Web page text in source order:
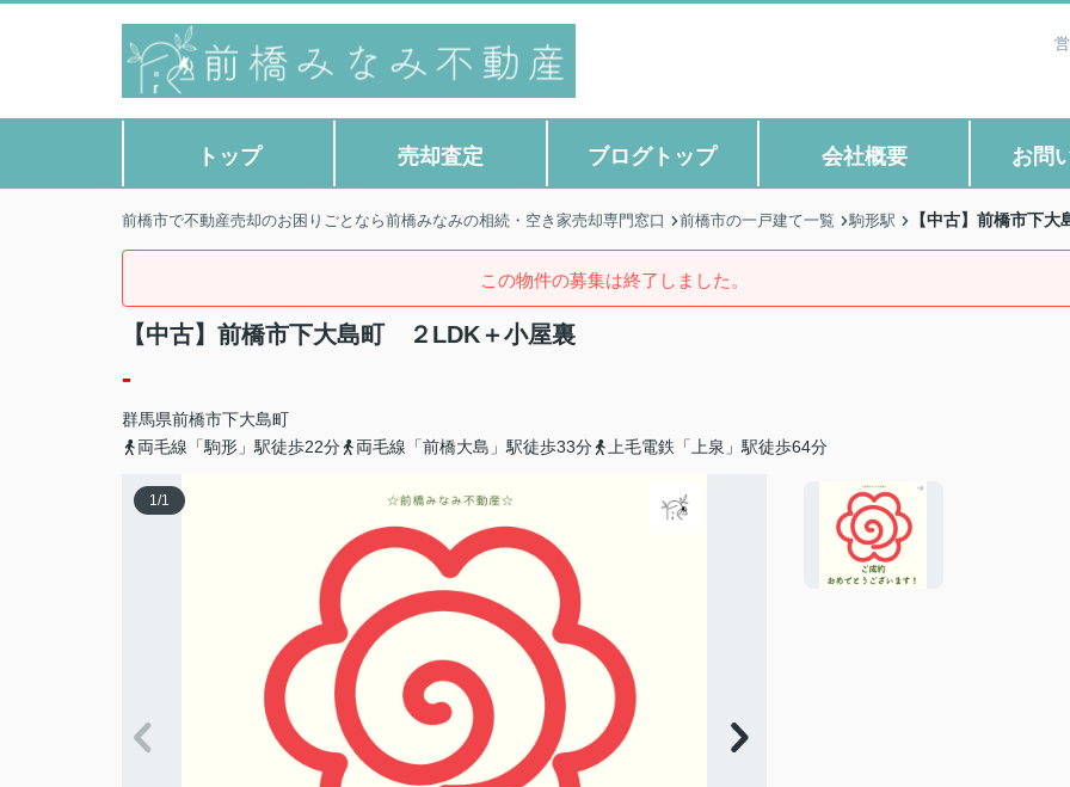
トップ 売却査定 ブログトップ 会社概要 お問
前橋市で不動産売却のお困りごとなら前橋みなみの相続・空き家売却専門窓口 前橋市の一戸建て一覧 駒形駅 【中古】前橋市下
この物件の募集は終了しました。
【中古】前橋市下大島町 ２LDK＋小屋裏
-
群馬県前橋市下大島町
両毛線「駒形」駅徒歩22分
両毛線「前橋大島」駅徒歩33分 上毛電鉄「上泉」駅徒歩64分
1/1